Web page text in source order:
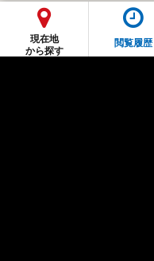
現在地
から探す
閲覧履歴